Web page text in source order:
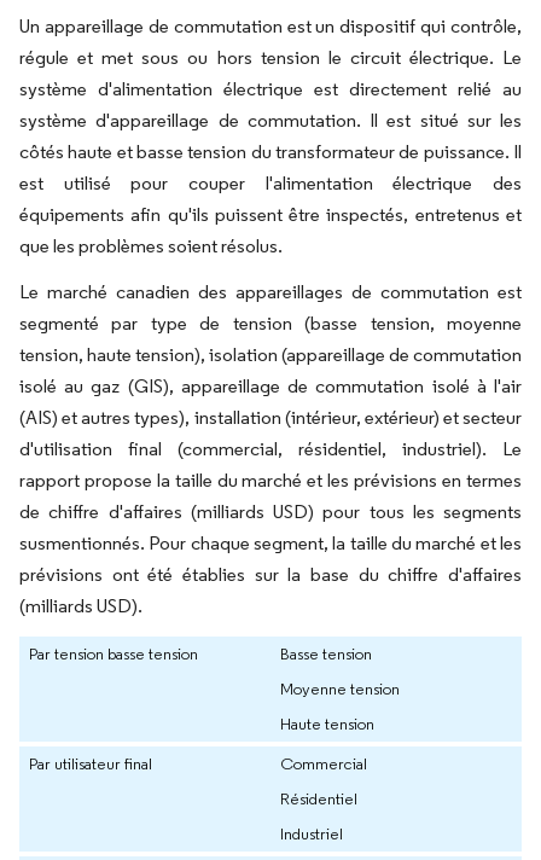
Un appareillage de commutation est un dispositif qui contrôle,
régule et met sous ou hors tension le circuit électrique. Le
système d'alimentation électrique est directement relié au
système d'appareillage de commutation. Il est situé sur les
côtés haute et basse tension du transformateur de puissance. Il
est utilisé pour couper l'alimentation électrique des
équipements afin qu'ils puissent être inspectés, entretenus et
que les problèmes soient résolus.
Le marché canadien des appareillages de commutation est
segmenté par type de tension (basse tension, moyenne
tension, haute tension), isolation (appareillage de commutation
isolé au gaz (GIS), appareillage de commutation isolé à l'air
(AIS) et autres types), installation (intérieur, extérieur) et secteur
d'utilisation final (commercial, résidentiel, industriel). Le
rapport propose la taille du marché et les prévisions en termes
de chiffre d'affaires (milliards USD) pour tous les segments
susmentionnés. Pour chaque segment, la taille du marché et les
prévisions ont été établies sur la base du chiffre d'affaires
(milliards USD).
Par tension basse tension
Basse tension
Moyenne tension
Haute tension
Par utilisateur final
Commercial
Résidentiel
Industriel